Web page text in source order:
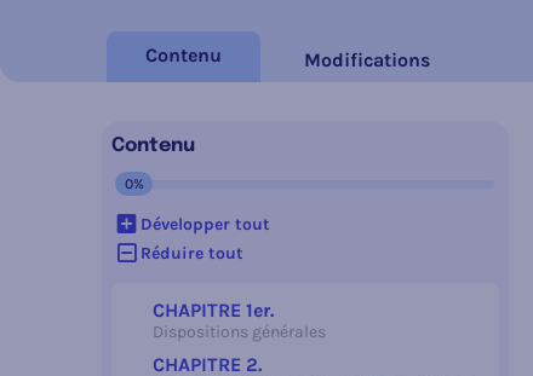
Contenu Modifications
Contenu
Contenu en cours :
0%
Développer tout
Réduire tout
CHAPITRE 1er.
Dispositions générales
CHAPITRE 2.